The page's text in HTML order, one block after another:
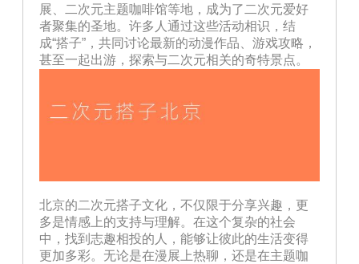
展、二次元主题咖啡馆等地，成为了二次元爱好
者聚集的圣地。许多人通过这些活动相识，结
成“搭子”，共同讨论最新的动漫作品、游戏攻略，
甚至一起出游，探索与二次元相关的奇特景点。
北京的二次元搭子文化，不仅限于分享兴趣，更
多是情感上的支持与理解。在这个复杂的社会
中，找到志趣相投的人，能够让彼此的生活变得
更加多彩。无论是在漫展上热聊，还是在主题咖